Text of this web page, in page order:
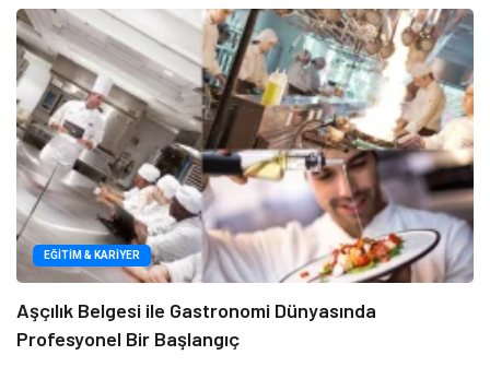
EĞITIM & KARIYER
Aşçılık Belgesi ile Gastronomi Dünyasında
Profesyonel Bir Başlangıç